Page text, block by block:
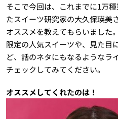
そこで今回は、これまでに1万
たスイーツ研究家の大久保瑛美
オススメを教えてもらいました
限定の人気スイーツや、見た目
ど、話のネタにもなるようなラ
チェックしてみてください。
オススメしてくれたのは！